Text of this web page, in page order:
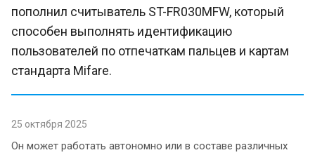
пополнил считыватель ST-FR030MFW, который
способен выполнять идентификацию
пользователей по отпечаткам пальцев и картам
стандарта Mifare.
25 октября 2025
Он может работать автономно или в составе различных